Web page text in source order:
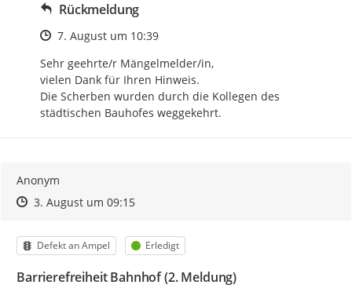
Rückmeldung
Zeitpunkt des Erstellens
7. August um 10:39
Sehr geehrte/r Mängelmelder/in,
vielen Dank für Ihren Hinweis.
Die Scherben wurden durch die Kollegen des
städtischen Bauhofes weggekehrt.
Anonym
Zeitpunkt des Erstellens
Zeitpunkt des Erstellens
3. August um 09:15Zur Äußerung
Kategorie
Defekt an Ampel Status
Erledigt
Barrierefreiheit Bahnhof (2. Meldung)